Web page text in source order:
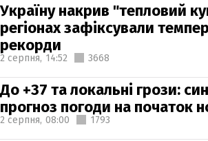
Україну накрив "тепловий
регіонах зафіксували
рекорди
2 серпня, 14:52 3668
До +37 та локальні грози:
прогноз погоди на початок
2 серпня, 08:00 1793